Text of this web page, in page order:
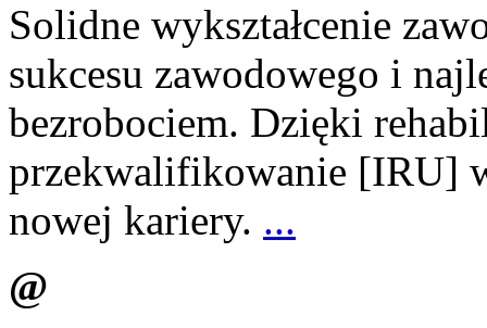
Solidne wykształcenie
sukcesu zawodowego i
bezrobociem. Dzięki
przekwalifikowanie [IRU]
nowej kariery. ...
@